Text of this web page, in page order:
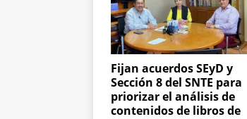
Fijan acuerdos SEyD y
Sección 8 del SNTE para
priorizar el análisis de
contenidos de libros de